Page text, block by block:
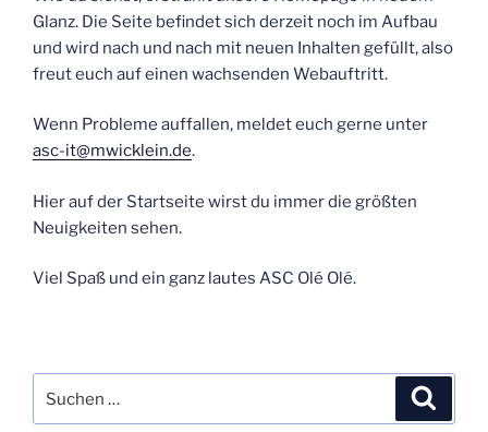
Glanz. Die Seite befindet sich derzeit noch im Aufbau
und wird nach und nach mit neuen Inhalten gefüllt, also
freut euch auf einen wachsenden Webauftritt.
Wenn Probleme auffallen, meldet euch gerne unter
asc-it@mwicklein.de.
Hier auf der Startseite wirst du immer die größten
Neuigkeiten sehen.
Viel Spaß und ein ganz lautes ASC Olé Olé.
nach: